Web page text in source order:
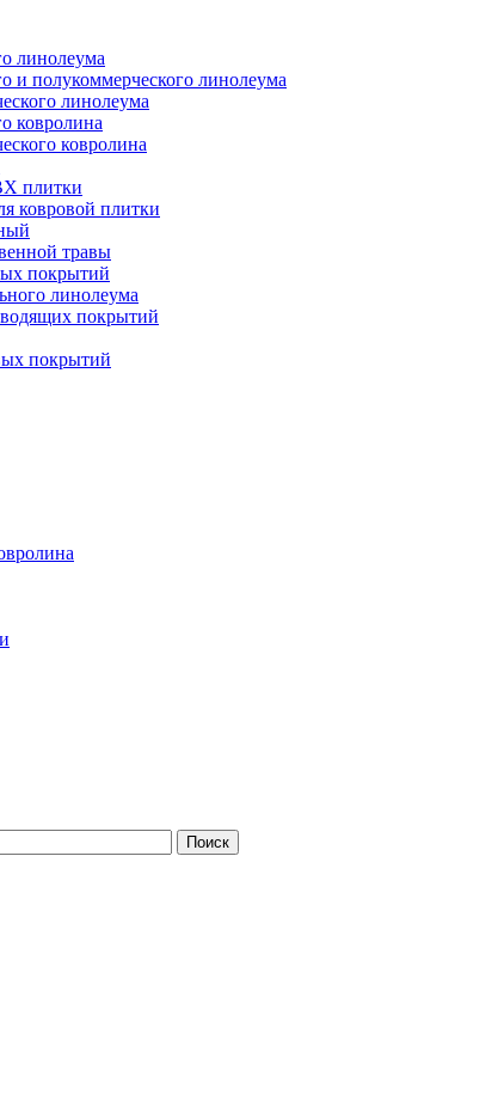
линолеума
и полукоммерческого линолеума
линолеума
ковролина
ковролина
плитки
ковровой плитки
травы
покрытий
линолеума
покрытий
покрытий